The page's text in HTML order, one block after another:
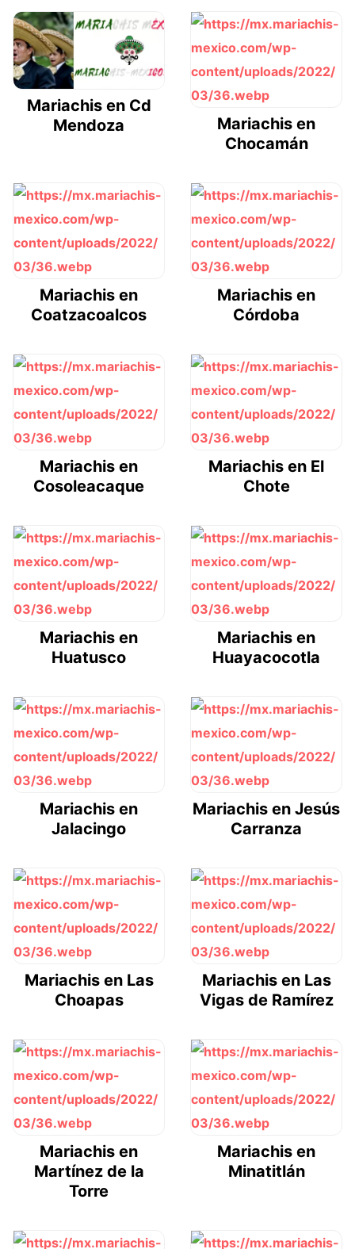
Mariachis en Cd
Mendoza
Mariachis en
Chocamán
Mariachis en
Coatzacoalcos
Mariachis en
Córdoba
Mariachis en
Cosoleacaque
Mariachis en El
Chote
Mariachis en
Huatusco
Mariachis en
Huayacocotla
Mariachis en
Jalacingo
Mariachis en Jesús
Carranza
Mariachis en Las
Choapas
Mariachis en Las
Vigas de Ramírez
Mariachis en
Martínez de la
Torre
Mariachis en
Minatitlán